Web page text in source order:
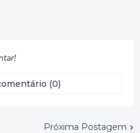
(0)
Próxima Postagem